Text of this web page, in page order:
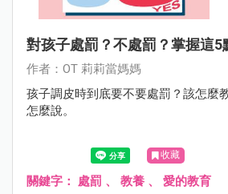
對孩子處罰？不處罰？掌握這5
作者：OT 莉莉當媽媽
孩子調皮時到底要不要處罰？該怎麼
怎麼說。
收藏
關鍵字： 處罰 、 教養 、 愛的教育